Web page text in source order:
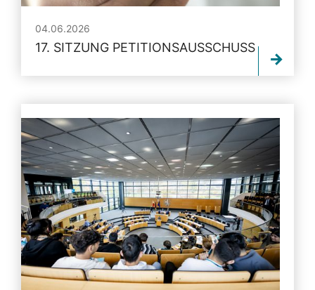
04.06.2026
17. SITZUNG PETITIONSAUSSCHUSS